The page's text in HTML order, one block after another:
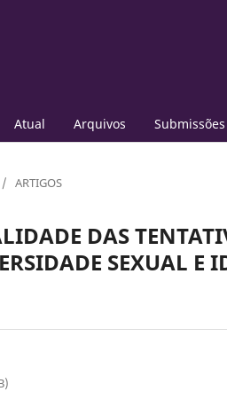
Atual Arquivos Submissões
/ ARTIGOS
DAS
SEXUAL E